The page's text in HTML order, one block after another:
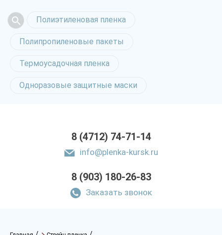
Полиэтиленовая пленка
Полипропиленовые пакеты
Термоусадочная пленка
Одноразовые защитные маски
8 (4712) 74-71-14
info@plenka-kursk.ru
8 (903) 180-26-83
Заказать звонок